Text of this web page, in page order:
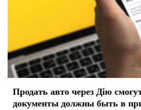
Продать авто через Дію
документы должны быть в